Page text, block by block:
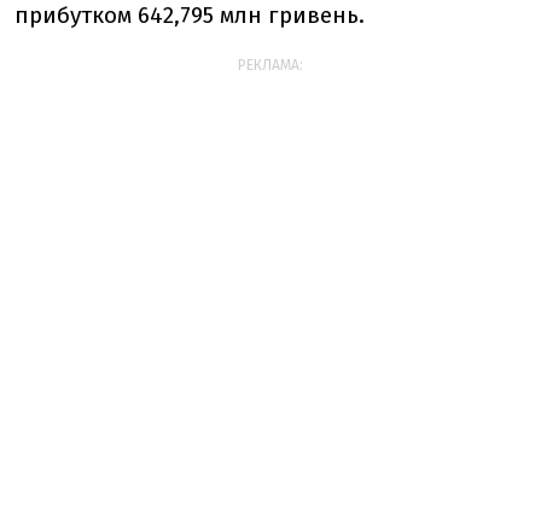
прибутком 642,795 млн гривень.
РЕКЛАМА: